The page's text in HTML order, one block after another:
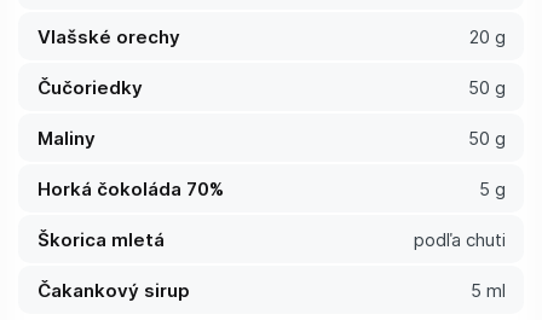
Vlašské orechy 20 g
Čučoriedky 50 g
Maliny 50 g
Horká čokoláda 70% 5 g
Škorica mletá podľa chuti
Čakankový sirup 5 ml